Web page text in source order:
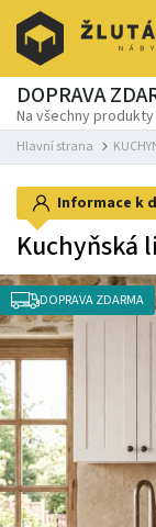
DOPRAVA
Na všechny
Hlavní strana
Informace k
Kuchyňská
DOPRAVA ZDARMA